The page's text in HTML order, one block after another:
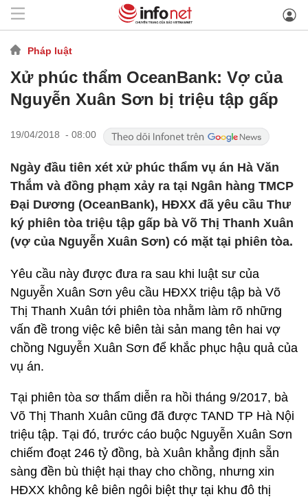
Pháp luật
Xử phúc thẩm OceanBank: Vợ của
Nguyễn Xuân Sơn bị triệu tập gấp
19/04/2018 - 08:00
Ngày đầu tiên xét xử phúc thẩm vụ án Hà Văn
Thắm và đồng phạm xảy ra tại Ngân hàng TMCP
Đại Dương (OceanBank), HĐXX đã yêu cầu Thư
ký phiên tòa triệu tập gấp bà Võ Thị Thanh Xuân
(vợ của Nguyễn Xuân Sơn) có mặt tại phiên tòa.
Yêu cầu này được đưa ra sau khi luật sư của
Nguyễn Xuân Sơn yêu cầu HĐXX triệu tập bà Võ
Thị Thanh Xuân tới phiên tòa nhằm làm rõ những
vấn đề trong việc kê biên tài sản mang tên hai vợ
chồng Nguyễn Xuân Sơn để khắc phục hậu quả của
vụ án.
Tại phiên tòa sơ thẩm diễn ra hồi tháng 9/2017, bà
Võ Thị Thanh Xuân cũng đã được TAND TP Hà Nội
triệu tập. Tại đó, trước cáo buộc Nguyễn Xuân Sơn
chiếm đoạt 246 tỷ đồng, bà Xuân khẳng định sẵn
sàng đền bù thiệt hại thay cho chồng, nhưng xin
HĐXX không kê biên ngôi biệt thự tại khu đô thị